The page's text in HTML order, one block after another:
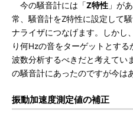
今の騒音計には「Z特性 」が
常、騒音計をZ特性に設定して
ナライザにつなげます。しかし
り何Hzの音をターゲットとす
波数分析するべきだと考えてい
の騒音計にあったのですが今は
振動加速度測定値の補正